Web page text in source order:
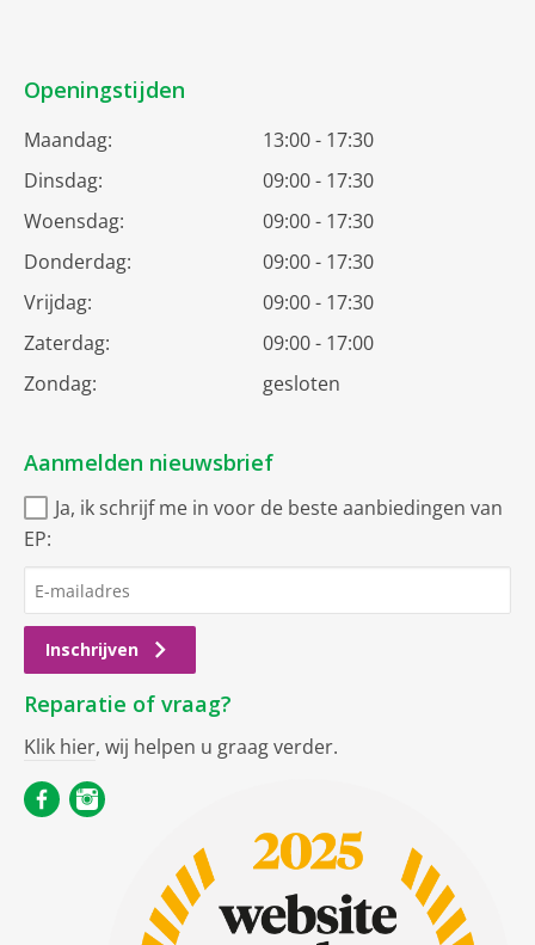
Openingstijden
Maandag:
13:00 - 17:30
Dinsdag:
09:00 - 17:30
Woensdag:
09:00 - 17:30
Donderdag:
09:00 - 17:30
Vrijdag:
09:00 - 17:30
Zaterdag:
09:00 - 17:00
Zondag:
gesloten
Aanmelden nieuwsbrief
Ja, ik schrijf me in voor de beste aanbiedingen van
EP:
Inschrijven
Reparatie of vraag?
Klik hier, wij helpen u graag verder.